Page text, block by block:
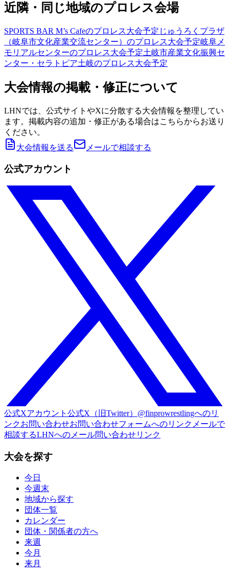
近隣・同じ地域のプロレス会場
SPORTS BAR M’s Cafeのプロレス大会予定 じゅうろくプラザ
（岐阜市文化産業交流センター） のプロレス大会予定岐阜メ
モリアルセンターのプロレス大会予定土岐市産業文化振興セ
ンター・セラトピア土岐のプロレス大会予定
大会情報の掲載・修正について
LHNでは、公式サイトやXに分散する大会情報を整理してい
ます。掲載内容の追加・修正がある場合はこちらからお送り
ください。
大会情報を送る
メールで相談する
公式アカウント
公式Xアカウント 公式X（旧Twitter）@finprowrestlingへのリ
ンクお問い合わせお問い合わせフォームへのリンク メールで
相談するLHNへのメール問い合わせリンク
大会を探す
今日
今週末
地域から探す
団体一覧
カレンダー
団体・関係者の方へ
来週
今月
来月